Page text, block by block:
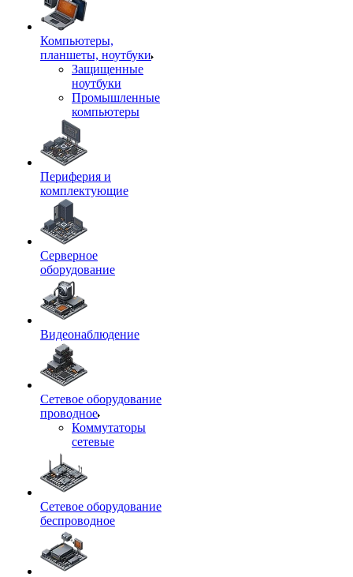
Компьютеры,
планшеты, ноутбуки
Защищенные
ноутбуки
Промышленные
компьютеры
Периферия и
комплектующие
Серверное
оборудование
Видеонаблюдение
Сетевое оборудование
проводное
Коммутаторы
сетевые
Сетевое оборудование
беспроводное